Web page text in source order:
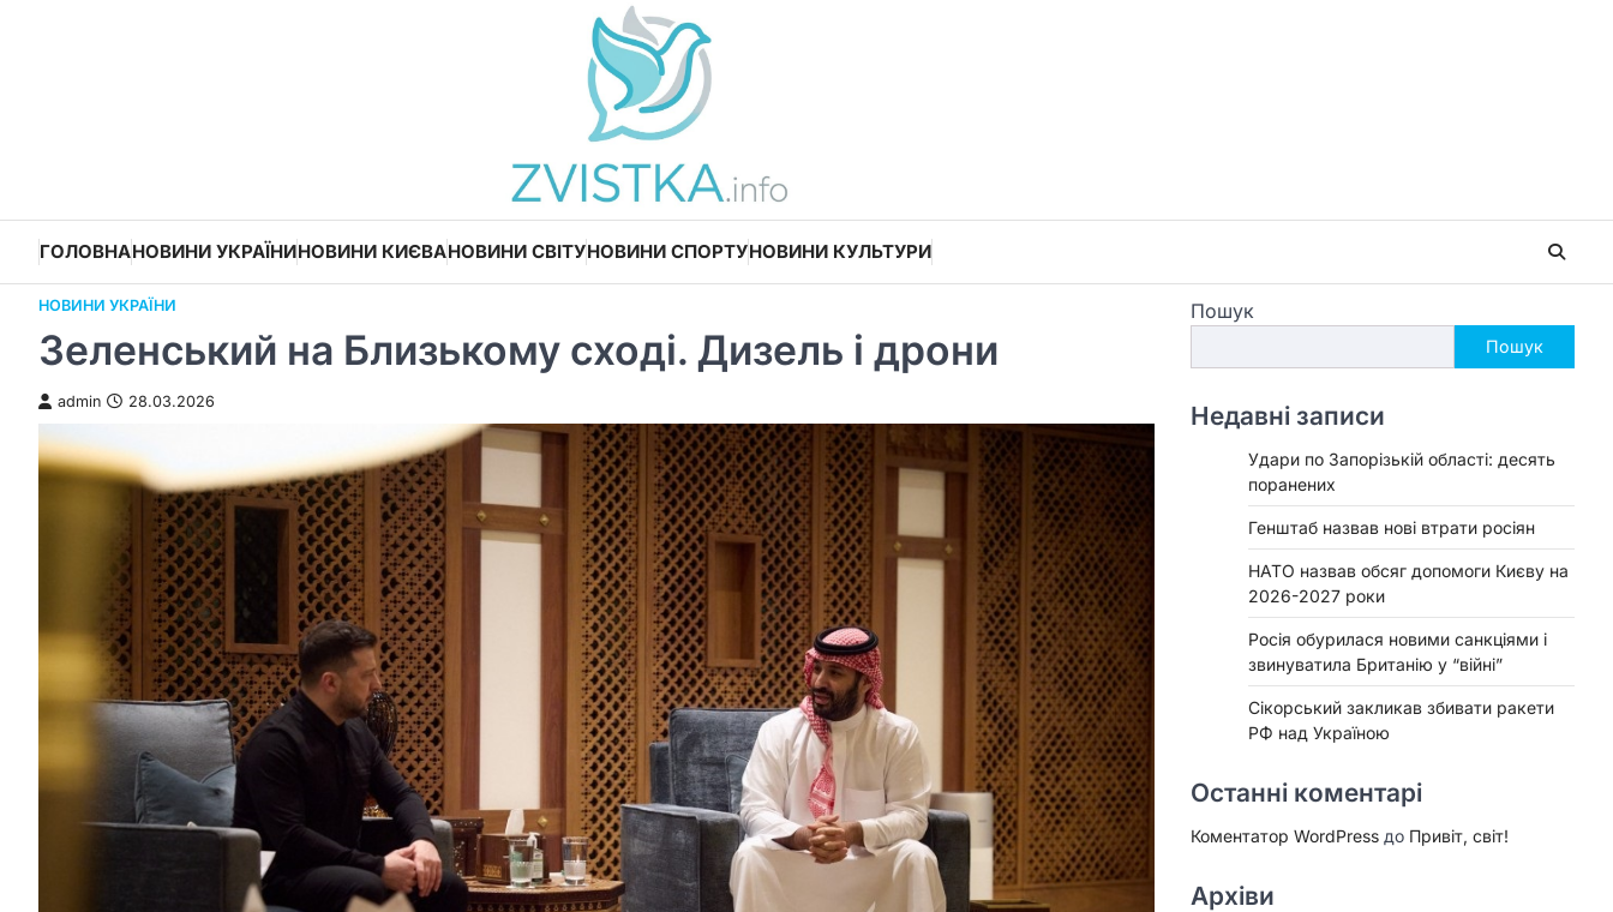
ГОЛОВНАНОВИНИ УКРАЇНИНОВИНИ КИЄВАНОВИНИ СВІТУНОВИНИ СПОРТУНОВИНИ КУЛЬТУРИ
НОВИНИ УКРАЇНИ
Зеленський на Близькому сході. Дизель і дрони
admin 28.03.2026
Пошук
Пошук
Недавні записи
Удари по Запорізькій області: десять
поранених
Генштаб назвав нові втрати росіян
НАТО назвав обсяг допомоги Києву на
2026-2027 роки
Росія обурилася новими санкціями і
звинуватила Британію у “війні”
Сікорський закликав збивати ракети
РФ над Україною
Останні коментарі
Коментатор WordPress до Привіт, світ!
Архіви